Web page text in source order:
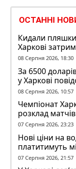
ОСТАННІ
Кидали
Харкові
у гуртожитку
08 Серпня 2026, 18:30
За 6500
у Харкові
ексзавідувачу
08 Серпня 2026, 10:57
Чемпіонат
розклад
07 Серпня 2026, 23:23
Нові ціни на
платитимуть
07 Серпня 2026, 21:57